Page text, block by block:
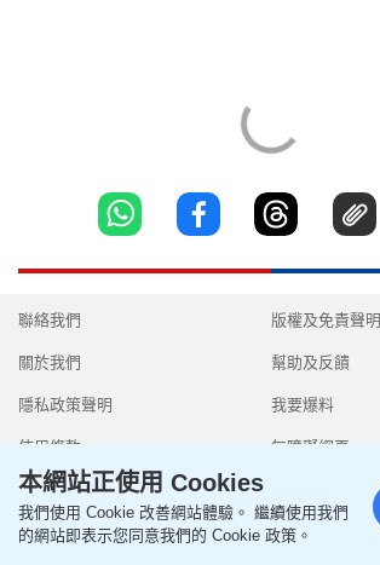
聯絡我們
關於我們
隱私政策聲明
使用條款
版權及免責聲明
幫助及反饋
我要爆料
無障礙網頁
Copyright © 2026 SingTao Ltd.All rights reserved.
本網站正使用 Cookies
我們使用 Cookie 改善網站體驗。 繼續使用我們
的網站即表示您同意我們的 Cookie 政策。